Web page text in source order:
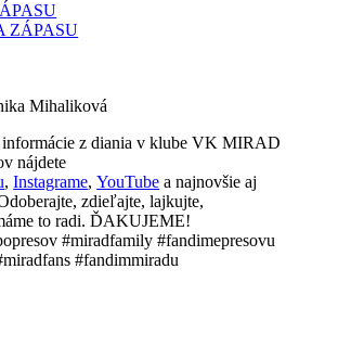
ZÁPASU
Mihaliková
informácie z diania v klube VK MIRAD
nájdete
,Instagrame,YouTube a najnovšie aj
zdieľajte, lajkujte,
to radi. ĎAKUJEME!
#miradfamily #fandimepresovu
#fandimmiradu